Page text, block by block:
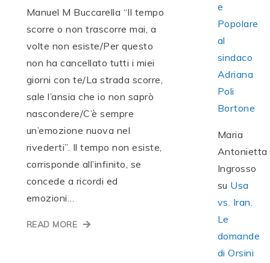
Manuel M Buccarella “Il tempo
scorre o non trascorre mai, a
volte non esiste/Per questo
non ha cancellato tutti i miei
giorni con te/La strada scorre,
sale l’ansia che io non saprò
nascondere/C’è sempre
un’emozione nuova nel
rivederti”. Il tempo non esiste,
corrisponde all’infinito, se
concede a ricordi ed
emozioni…
READ MORE
e
Popolare
al
sindaco
Adriana
Poli
Bortone
Maria
Antonietta
Ingrosso
su Usa
vs. Iran.
Le
domande
di Orsini